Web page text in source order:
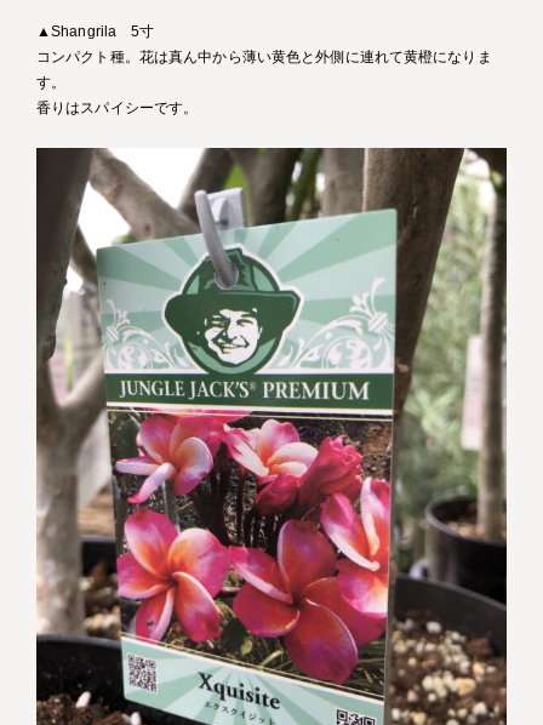
▲Shangrila 5寸
コンパクト種。花は真ん中から薄い黄色と外側に連れて黄橙になりま
す。
香りはスパイシーです。